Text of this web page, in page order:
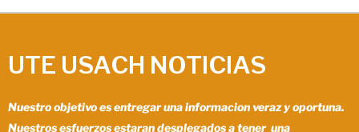
UTE USACH NOTICIAS
Nuestro objetivo es entregar una informacion veraz y oportuna.
Nuestros esfuerzos estaran desplegados a tener una